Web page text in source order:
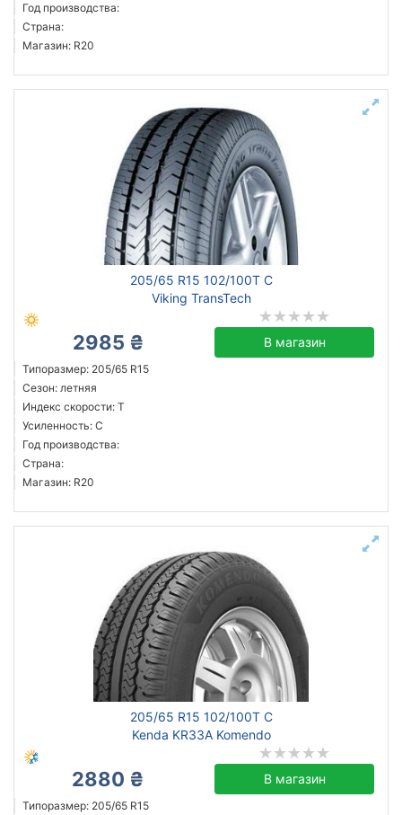
Год производства:
Страна:
Магазин: R20
205/65 R15 102/100T C
Viking TransTech
2985 ₴ В магазин
Типоразмер: 205/65 R15
Сезон: летняя
Индекс скорости: T
Усиленность: C
Год производства:
Страна:
Магазин: R20
205/65 R15 102/100T C
Kenda KR33A Komendo
2880 ₴ В магазин
Типоразмер: 205/65 R15